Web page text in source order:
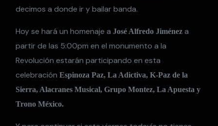
decimos a donde ir y bailar banda.
Hoy se hará un homenaje aJosé Alfredo Jiménez a
partir de las 5:00pm en el monumento a la
Revolución estarán participando en esta
celebraciónEspinoza Paz, La Adictiva, K-Paz de la
Sierra, Alacranes Musical, Grupo Montez, La Apuesta y
Trono México.